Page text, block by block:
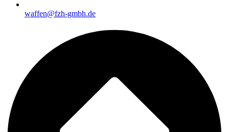
waffen@fzh-gmbh.de